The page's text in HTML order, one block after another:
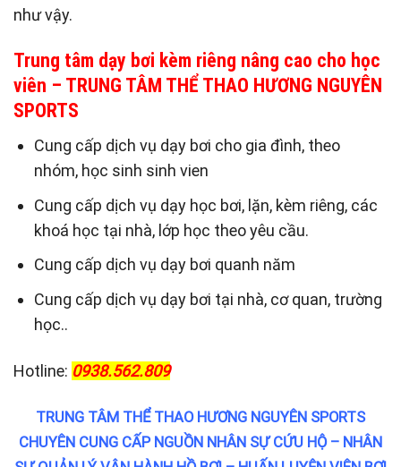
như vậy.
Trung tâm dạy bơi kèm riêng nâng cao cho học
viên – TRUNG TÂM THỂ THAO HƯƠNG NGUYÊN
SPORTS
Cung cấp dịch vụ dạy bơi cho gia đình, theo
nhóm, học sinh sinh vien
Cung cấp dịch vụ dạy học bơi, lặn, kèm riêng, các
khoá học tại nhà, lớp học theo yêu cầu.
Cung cấp dịch vụ dạy bơi quanh năm
Cung cấp dịch vụ dạy bơi tại nhà, cơ quan, trường
học..
Hotline: 0938.562.809
TRUNG TÂM THỂ THAO HƯƠNG NGUYÊN SPORTS
CHUYÊN CUNG CẤP NGUỒN NHÂN SỰ CỨU HỘ – NHÂN